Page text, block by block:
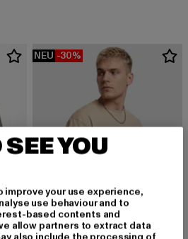
NEU -30%
YOU
your use experience,
use behaviour and to
based contents and
allow partners to extract data